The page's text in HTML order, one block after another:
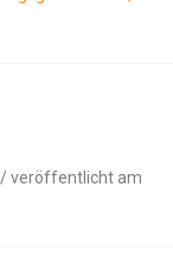
/ veröffentlicht am